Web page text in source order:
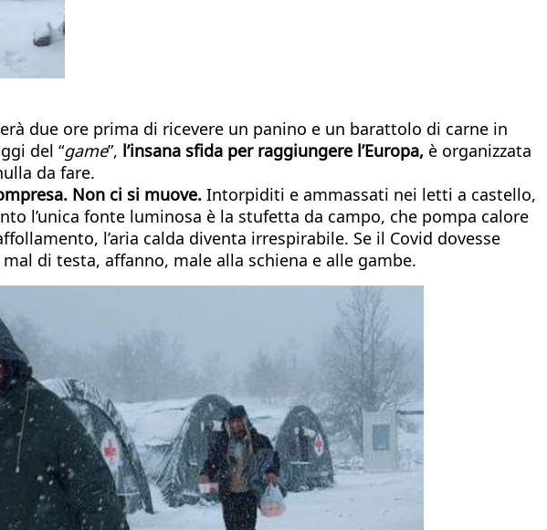
due ore prima di ricevere un panino e un barattolo di carne in
del “game”, l’insana sfida per raggiungere l’Europa, è organizzata
da fare.
Non ci si muove. Intorpiditi e ammassati nei letti a castello,
l’unica fonte luminosa è la stufetta da campo, che pompa calore
l’aria calda diventa irrespirabile. Se il Covid dovesse
di testa, affanno, male alla schiena e alle gambe.